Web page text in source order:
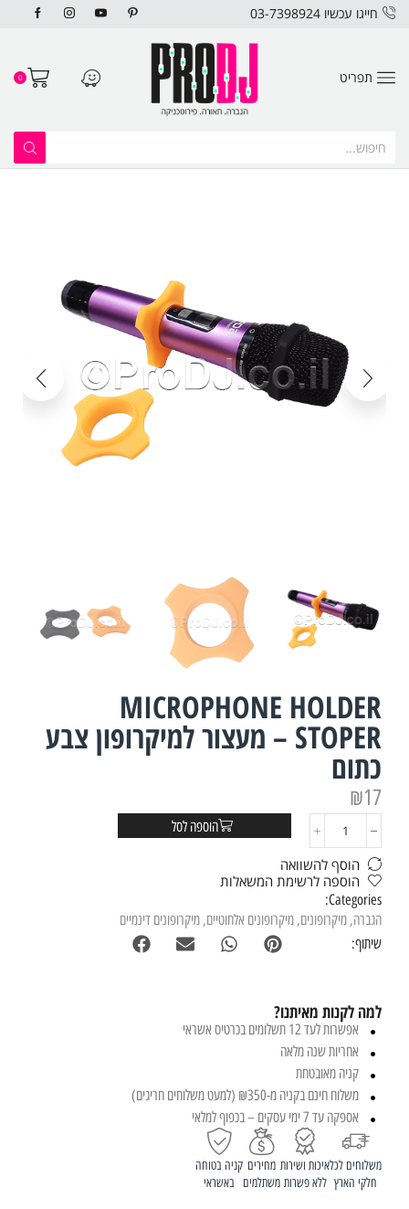
חייגו עכשיו 03-7398924
תפריט 0
MICROPHONE HOLDER
STOPER – מעצור למיקרופון צבע
כתום
₪17
הוספה לסל
הוסף להשוואה
הוספה לרשימת המשאלות
Categories:
הגברה, מיקרופונים, מיקרופונים אלחוטיים, מיקרופונים דינמיים
שיתוף:
למה לקנות מאיתנו?
אפשרות לעד 12 תשלומים בכרטיס אשראי
אחריות שנה מלאה
קניה מאובטחת
משלוח חינם בקניה מ-₪350 (למעט משלוחים חריגים)
אספקה עד 7 ימי עסקים – בכפוף למלאי
משלוחים לכל
חלקי הארץ
איכות ושירות
ללא פשרות
מחירים
משתלמים
קניה בטוחה
באשראי